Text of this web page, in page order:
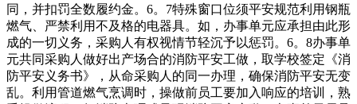
同，并扣罚全数履约金。6。7特殊窗口位须平安规范利用钢瓶
燃气、严禁利用不及格的电器具。如，办事单元应承担由此形
成的一切义务，采购人有权视情节轻沉予以惩罚。6。8办事单
元共同采购人做好出产场合的消防平安工做，取学校签定《消
防平安义务书》，从命采购人的同一办理，确保消防平安无变
乱。利用管道燃气烹调时，操做前员工要加入响应的培训，熟